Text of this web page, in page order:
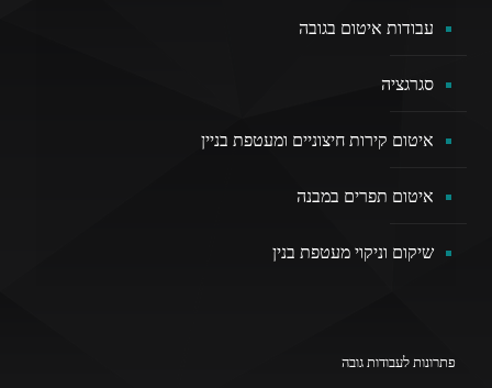
עבודות איטום בגובה
סגרגציה
איטום קירות חיצוניים ומעטפת בניין
איטום תפרים במבנה
שיקום וניקוי מעטפת בנין
פתרונות לעבודות גובה